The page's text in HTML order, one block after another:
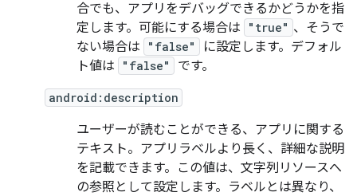
合でも、アプリをデバッグできるかどうかを指
定します。可能にする場合は
"true" 、そうで
ない場合は
"false"
に設定します。デフォル
ト値は
"false" です。
android:description
ユーザーが読むことができる、アプリに関する
テキスト。アプリラベルより長く、詳細な説明
を記載できます。この値は、文字列リソースへ
の参照として設定します。ラベルとは異なり、